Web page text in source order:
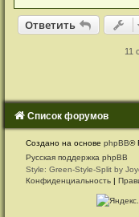
о
б
щ
е
Ответить
Ответить
11
Список форумов
Создано на основеphpBB®
Русская поддержка phpBB
Style: Green-Style-Split by
Конфиденциальность |